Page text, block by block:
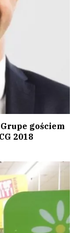
gościem
2018